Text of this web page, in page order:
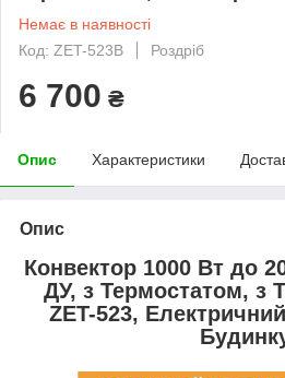
Немає в наявності
Код: ZET-523B
Роздріб
6 700 ₴
Опис Характеристики
Опис
Конвектор 1000 Вт до
ДУ, з Термостатом, з
ZET-523,